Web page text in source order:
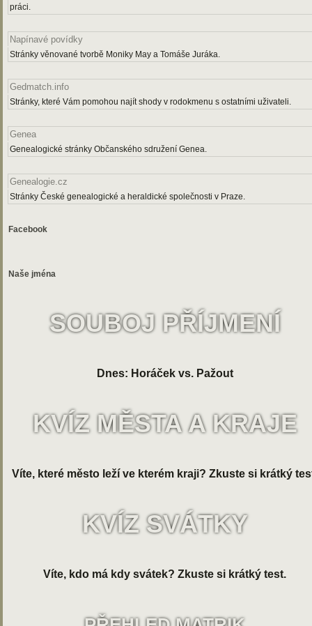
práci.
Napínavé povídky
Stránky věnované tvorbě Moniky May a Tomáše Juráka.
Gedmatch.info
Stránky, které Vám pomohou najít shody v rodokmenu s ostatními uživateli.
Genea
Genealogické stránky Občanského sdružení Genea.
Genealogie.cz
Stránky České genealogické a heraldické společnosti v Praze.
Facebook
Naše jména
SOUBOJ PŘÍJMENÍ
Dnes: Horáček vs. Pažout
KVÍZ MĚSTA A KRAJE
Víte, které město leží ve kterém kraji? Zkuste si krátký
KVÍZ SVÁTKY
Víte, kdo má kdy svátek? Zkuste si krátký test.